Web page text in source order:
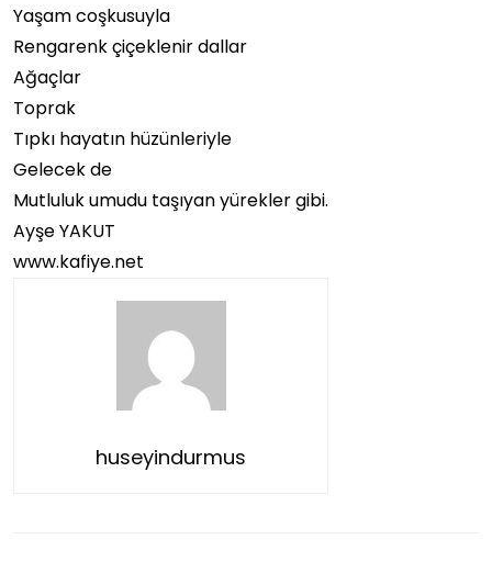
Yaşam coşkusuyla
Rengarenk çiçeklenir dallar
Ağaçlar
Toprak
Tıpkı hayatın hüzünleriyle
Gelecek de
Mutluluk umudu taşıyan yürekler gibi.
Ayşe YAKUT
www.kafiye.net
huseyindurmus